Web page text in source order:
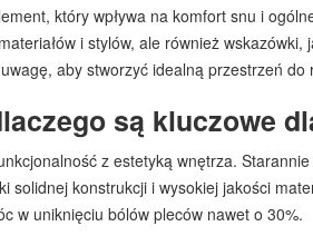
który wpływa na komfort snu i
i stylów, ale również wskazówki,
aby stworzyć idealną przestrzeń do
są kluczowe
z estetyką wnętrza.
konstrukcji i wysokiej jakości
w uniknięciu bólów pleców nawet o 30%.